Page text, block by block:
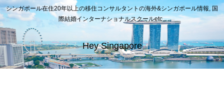
シンガポール在住20年以上の移住コンサルタントの海外&シンガポール情報, 国
際結婚インターナショナルスクールetc..
Hey Singapore